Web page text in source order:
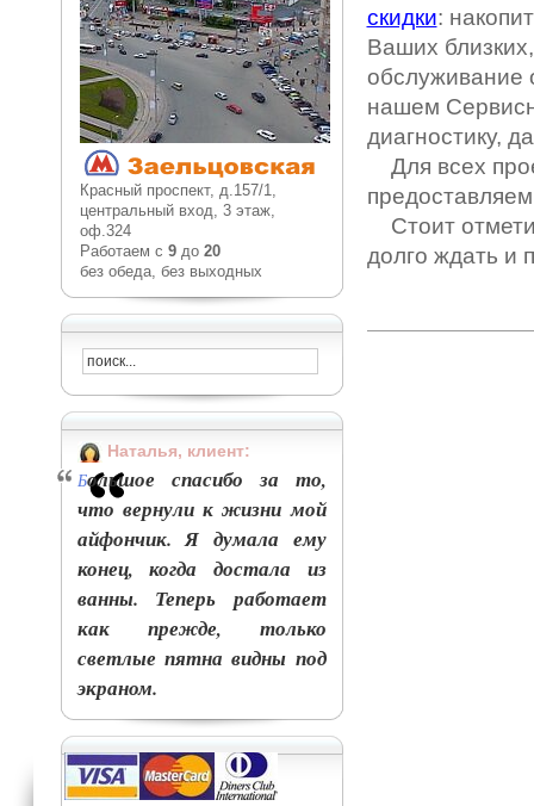
Красный проспект, д.157/1,
центральный вход, 3 этаж,
оф.324
Работаем с 9до 20
без обеда, без выходных
Наталья, клиент:
Большое спасибо за то,
что вернули к жизни мой
айфончик. Я думала ему
конец, когда достала из
ванны. Теперь работает
как прежде, только
светлые пятна видны под
экраном.
скидки:
Ваших
обслуживание
нашем
диагностику,
Для всех
Стоит
долго ждать и